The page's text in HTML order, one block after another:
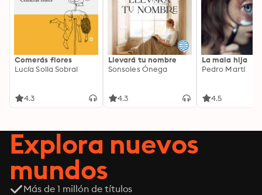
Comerás flores
Lucía Solla Sobral
4.3
Llevará tu nombre
Sonsoles Ónega
4.3
La mala hija
Pedro Martí
4.5
Explora nuevos
mundos
Más de 1 millón de títulos